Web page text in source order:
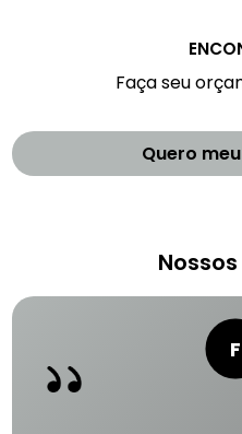
Faça seu
Quero